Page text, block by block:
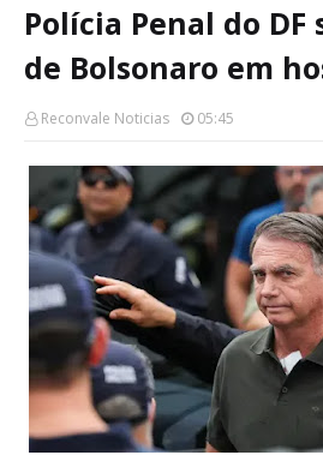
Polícia Penal do DF
de Bolsonaro em
Reconvale Noticias 05:45